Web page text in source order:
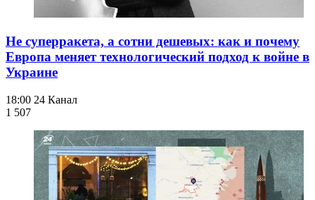
Не суперракета, а сотни дешевых: как и почему
Европа меняет технологический подход к войне в
Украине
18:00 24 Канал
1 507